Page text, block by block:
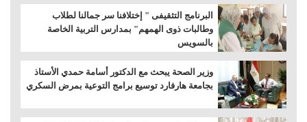
البرنامج التثقيفى " إختلافنا سر جمالنا لطلاب
وطالبات ذوى الهمهم" بمدارس التربية الخاصة
بالسويس
وزير الصحة يبحث مع الدكتور أسامة حمدي الأستاذ
بجامعة هارفارد توسيع برامج التوعية بمرض السكري